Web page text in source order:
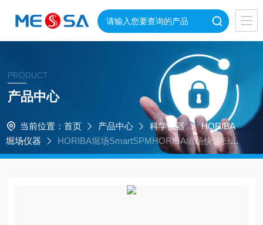
PRODUCT
产品中心
当前位置： 首页 产品中心 科学仪器
HORIBA
堀场仪器
HORIBA堀场SmartSPMHORIBA堀场快速扫描
原子力显微镜